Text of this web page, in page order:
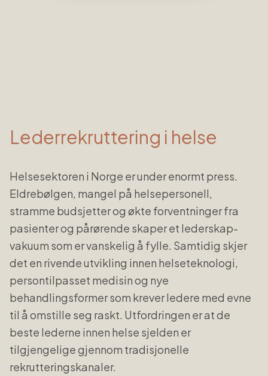
Lederrekruttering i helse
Helsesektoren i Norge er under enormt press.
Eldrebølgen, mangel på helsepersonell,
stramme budsjetter og økte forventninger fra
pasienter og pårørende skaper et lederskap-
vakuum som er vanskelig å fylle. Samtidig skjer
det en rivende utvikling innen helseteknologi,
persontilpasset medisin og nye
behandlingsformer som krever ledere med evne
til å omstille seg raskt. Utfordringen er at de
beste lederne innen helse sjelden er
tilgjengelige gjennom tradisjonelle
rekrutteringskanaler.